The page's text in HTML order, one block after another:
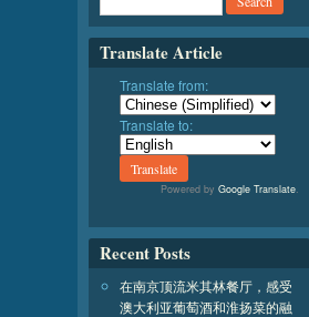
Translate Article
Translate from:
Translate to:
Powered by Google Translate.
Recent Posts
在南京顶流米其林餐厅，感受
澳大利亚葡萄酒和淮扬菜的融